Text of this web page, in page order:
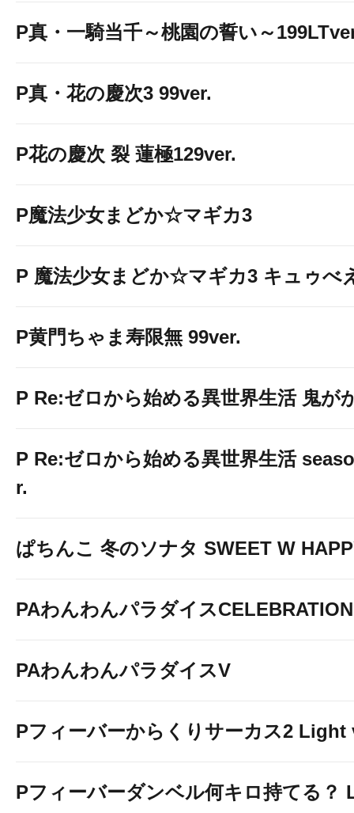
P真・一騎当千～桃園の誓い～
P真・花の慶次3 99ver.
P花の慶次 裂 蓮極129ver.
P魔法少女まどか☆マギカ3
P 魔法少女まどか☆マギカ3 キュゥべ
P黄門ちゃま寿限無 99ver.
P Re:ゼロから始める異世界生活 鬼が
P Re:ゼロから始める異世界生活
r.
ぱちんこ 冬のソナタ SWEET W
PAわんわんパラダイスCELEBRATION
PAわんわんパラダイスV
Pフィーバーからくりサーカス2 Light
Pフィーバーダンベル何キロ持てる？